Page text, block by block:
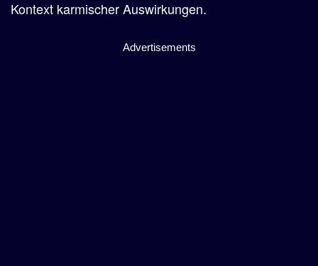
Kontext karmischer Auswirkungen.
Advertisements